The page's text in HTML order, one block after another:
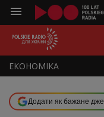
ЕКОНОМІКА
ПОДКАСТИ
Додати як бажане